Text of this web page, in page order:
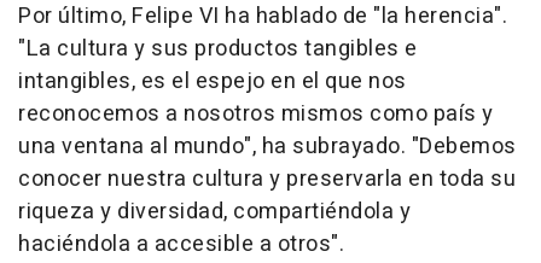
Por último, Felipe VI ha hablado de "la herencia".
"La cultura y sus productos tangibles e
intangibles, es el espejo en el que nos
reconocemos a nosotros mismos como país y
una ventana al mundo", ha subrayado. "Debemos
conocer nuestra cultura y preservarla en toda su
riqueza y diversidad, compartiéndola y
haciéndola a accesible a otros".